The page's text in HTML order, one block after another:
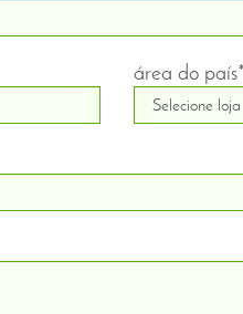
área do país*